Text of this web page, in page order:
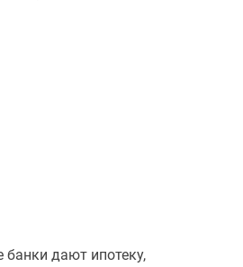
банки дают ипотеку,